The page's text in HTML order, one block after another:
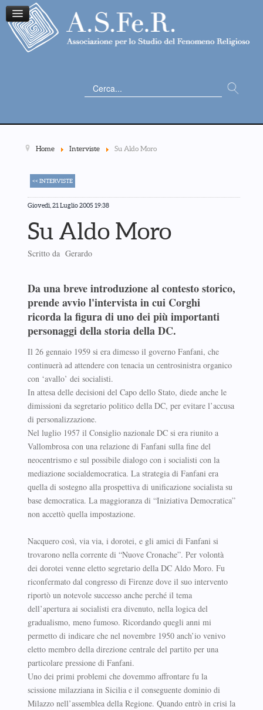
Cerca...
Home Interviste Su Aldo Moro
<< INTERVISTE
Giovedì, 21 Luglio 2005 19:38
Su Aldo Moro
Scritto da Gerardo
Da una breve introduzione al contesto storico,
prende avvio l'intervista in cui Corghi
ricorda la figura di uno dei più importanti
personaggi della storia della DC.
Il 26 gennaio 1959 si era dimesso il governo Fanfani, che
continuerà ad attendere con tenacia un centrosinistra organico
con ‘avallo’ dei socialisti.
In attesa delle decisioni del Capo dello Stato, diede anche le
dimissioni da segretario politico della DC, per evitare l’accusa
di personalizzazione.
Nel luglio 1957 il Consiglio nazionale DC si era riunito a
Vallombrosa con una relazione di Fanfani sulla fine del
neocentrismo e sul possibile dialogo con i socialisti con la
mediazione socialdemocratica. La strategia di Fanfani era
quella di sostegno alla prospettiva di unificazione socialista su
base democratica. La maggioranza di “Iniziativa Democratica”
non accettò quella impostazione.
Nacquero così, via via, i dorotei, e gli amici di Fanfani si
trovarono nella corrente di “Nuove Cronache”. Per volontà
dei dorotei venne eletto segretario della DC Aldo Moro. Fu
riconfermato dal congresso di Firenze dove il suo intervento
riportò un notevole successo anche perché il tema
dell’apertura ai socialisti era divenuto, nella logica del
gradualismo, meno fumoso. Ricordando quegli anni mi
permetto di indicare che nel novembre 1950 anch’io venivo
eletto membro della direzione centrale del partito per una
particolare pressione di Fanfani.
Uno dei primi problemi che dovemmo affrontare fu la
scissione milazziana in Sicilia e il conseguente dominio di
Milazzo nell’assemblea della Regione. Quando entrò in crisi la